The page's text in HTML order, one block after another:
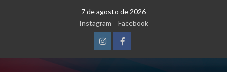
7 de agosto de 2026
Instagram
Facebook
InstagramFacebook